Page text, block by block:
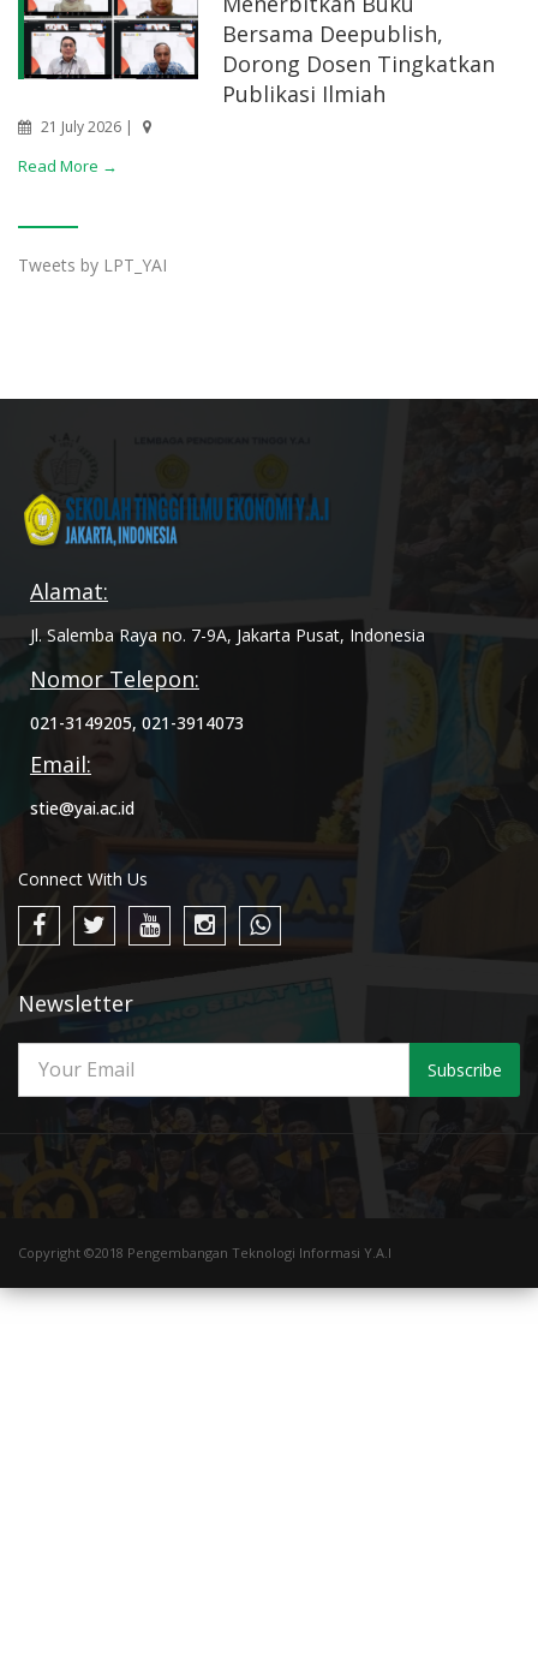
Bersama Deepublish,
Dorong Dosen Tingkatkan
Publikasi Ilmiah
21 July 2026 |
Read More →
Tweets by LPT_YAI
Alamat:
Jl. Salemba Raya no. 7-9A, Jakarta Pusat, Indonesia
Nomor Telepon:
021-3149205, 021-3914073
Email:
stie@yai.ac.id
Connect With Us
Newsletter
Subscribe
Copyright ©2018 Pengembangan Teknologi Informasi Y.A.I